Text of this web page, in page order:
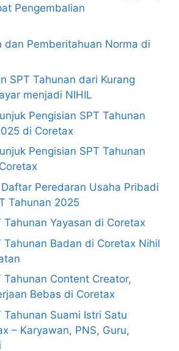
Pengembalian
dan Pemberitahuan Norma di
SPT Tahunan dari Kurang
menjadi NIHIL
Pengisian SPT Tahunan
di Coretax
Pengisian SPT Tahunan
Peredaran Usaha Pribadi
Tahunan 2025
Tahunan Yayasan di Coretax
Tahunan Badan di Coretax Nihil
Tahunan Content Creator,
Bebas di Coretax
Tahunan Suami Istri Satu
– Karyawan, PNS, Guru,